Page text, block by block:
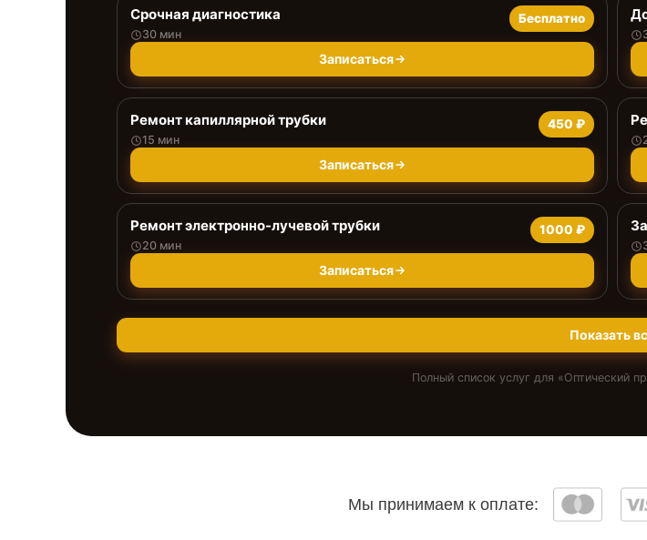
Срочная диагностика
30 мин
Бесплатно
Записаться
Ремонт капиллярной трубки
15 мин
450 ₽
Записаться
Ремонт электронно-лучевой трубки
20 мин
1000 ₽
Записаться
Показать
Полный список услуг для «Оптический
Мы принимаем к оплате: